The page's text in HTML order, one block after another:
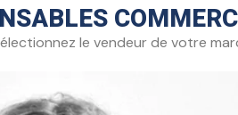
le vendeur de votre